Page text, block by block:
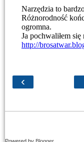
‹